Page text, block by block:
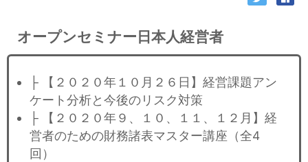
オープンセミナー日本人経営者
├ 【２０２０年１０月２６日】経営課題アン
ケート分析と今後のリスク対策
├ 【２０２０年９、１０、１１、１２月】経
営者のための財務諸表マスター講座（全4
回）